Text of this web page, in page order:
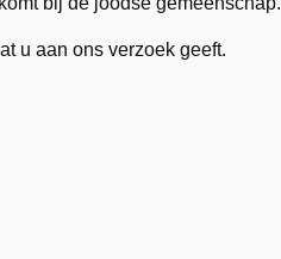
u aan ons verzoek geeft.